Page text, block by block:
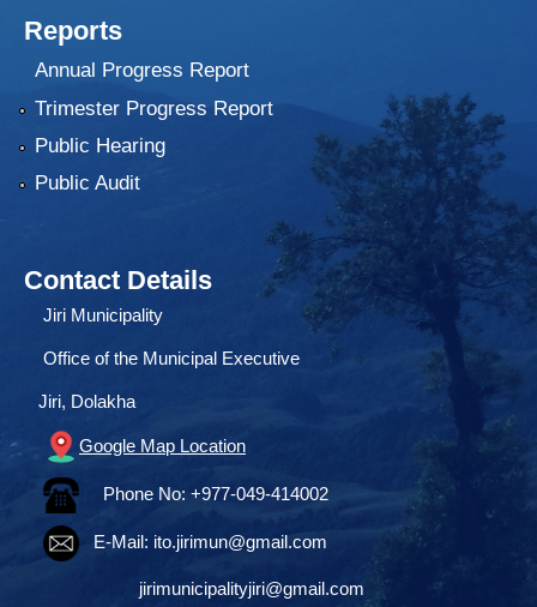
Reports
Annual Progress Report
Trimester Progress Report
Public Hearing
Public Audit
Contact Details
Jiri Municipality
Office of the Municipal Executive
Jiri, Dolakha
Google Map Location
Phone No: +977-049-414002
E-Mail: ito.jirimun@gmail.com
jirimunicipalityjiri@gmail.com